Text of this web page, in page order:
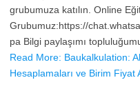
grubumuza katılın. Online
Grubumuz:https://
pa Bilgi paylaşımı
Read More: Baukalkulation:
Hesaplamaları ve Birim Fiyat